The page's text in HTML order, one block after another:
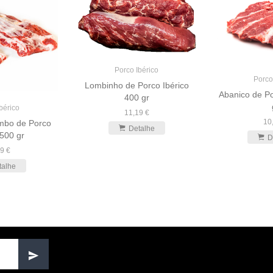
de Porco
gr
€
Porco Ibérico
Lombinho de Porco Ibérico
400 gr
11,19 €
Detalhe
Abanico de